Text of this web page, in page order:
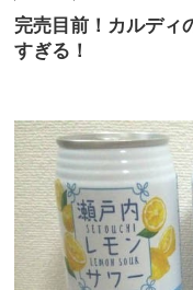
完売目前！カルディ
すぎる！